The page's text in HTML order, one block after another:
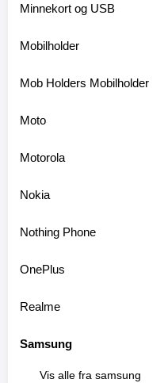
Minnekort og USB
Mobilholder
Mob Holders Mobilholder
Moto
Motorola
Nokia
Nothing Phone
OnePlus
Realme
Samsung
Vis alle fra samsung